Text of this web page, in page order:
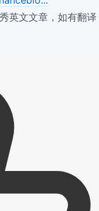
英文文章，如有翻译